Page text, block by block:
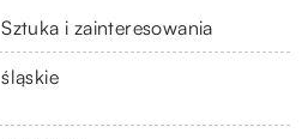
Sztuka i zainteresowania
śląskie